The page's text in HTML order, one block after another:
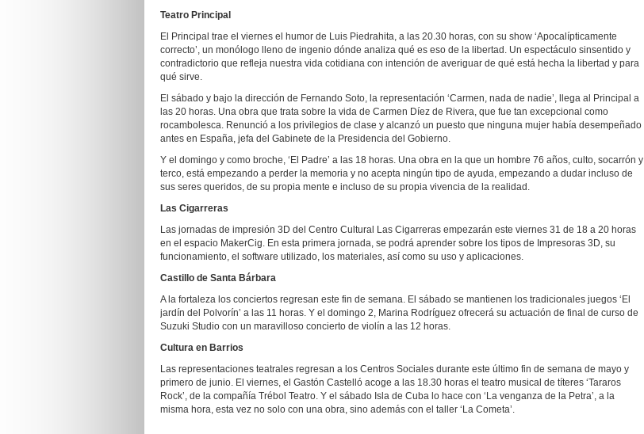
Teatro Principal
El Principal trae el viernes el humor de Luis Piedrahita, a las 20.30 horas, con su show ‘Apocalípticamente
correcto’, un monólogo lleno de ingenio dónde analiza qué es eso de la libertad. Un espectáculo sinsentido y
contradictorio que refleja nuestra vida cotidiana con intención de averiguar de qué está hecha la libertad y para
qué sirve.
El sábado y bajo la dirección de Fernando Soto, la representación ‘Carmen, nada de nadie’, llega al Principal a
las 20 horas. Una obra que trata sobre la vida de Carmen Díez de Rivera, que fue tan excepcional como
rocambolesca. Renunció a los privilegios de clase y alcanzó un puesto que ninguna mujer había desempeñado
antes en España, jefa del Gabinete de la Presidencia del Gobierno.
Y el domingo y como broche, ‘El Padre’ a las 18 horas. Una obra en la que un hombre 76 años, culto, socarrón y
terco, está empezando a perder la memoria y no acepta ningún tipo de ayuda, empezando a dudar incluso de
sus seres queridos, de su propia mente e incluso de su propia vivencia de la realidad.
Las Cigarreras
Las jornadas de impresión 3D del Centro Cultural Las Cigarreras empezarán este viernes 31 de 18 a 20 horas
en el espacio MakerCig. En esta primera jornada, se podrá aprender sobre los tipos de Impresoras 3D, su
funcionamiento, el software utilizado, los materiales, así como su uso y aplicaciones.
Castillo de Santa Bárbara
A la fortaleza los conciertos regresan este fin de semana. El sábado se mantienen los tradicionales juegos ‘El
jardín del Polvorín’ a las 11 horas. Y el domingo 2, Marina Rodríguez ofrecerá su actuación de final de curso de
Suzuki Studio con un maravilloso concierto de violín a las 12 horas.
Cultura en Barrios
Las representaciones teatrales regresan a los Centros Sociales durante este último fin de semana de mayo y
primero de junio. El viernes, el Gastón Castelló acoge a las 18.30 horas el teatro musical de títeres ‘Tararos
Rock’, de la compañía Trébol Teatro. Y el sábado Isla de Cuba lo hace con ‘La venganza de la Petra’, a la
misma hora, esta vez no solo con una obra, sino además con el taller ‘La Cometa’.